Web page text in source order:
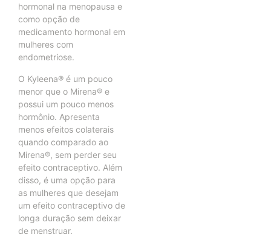
hormonal na menopausa e
como opção de
medicamento hormonal em
mulheres com
endometriose.
O Kyleena® é um pouco
menor que o Mirena® e
possui um pouco menos
hormônio. Apresenta
menos efeitos colaterais
quando comparado ao
Mirena®, sem perder seu
efeito contraceptivo. Além
disso, é uma opção para
as mulheres que desejam
um efeito contraceptivo de
longa duração sem deixar
de menstruar.